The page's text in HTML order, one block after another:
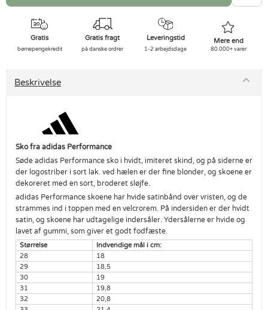
Gratis
børnepengekredit
Gratis fragt
på danske ordrer
Leveringstid
1-2 arbejdsdage
Mere end
80.000+ varer
Beskrivelse
Sko fra adidas Performance
Søde adidas Performance sko i hvidt, imiteret skind, og på siderne er
der logostriber i sort lak. ved hælen er der fine blonder, og skoene er
dekoreret med en sort, broderet sløjfe.
adidas Performance skoene har hvide satinbånd over vristen, og de
strammes ind i toppen med en velcrorem. På indersiden er der hvidt
satin, og skoene har udtagelige indersåler. Ydersålerne er hvide og
lavet af gummi, som giver et godt fodfæste.
Størrelse
Indvendige mål i cm:
28
18
29
18,5
30
19
31
19,8
32
20,8